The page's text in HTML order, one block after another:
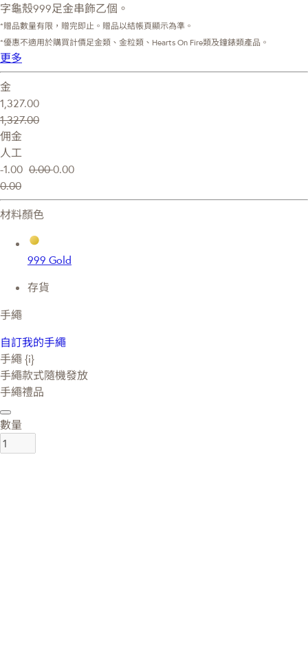
字龜殼999足金串飾乙個。
*贈品數量有限，贈完即止。贈品以結帳頁顯示為準。
*優惠不適用於購買計價足金類、金粒類、Hearts On Fire類及鐘錶類產品。
更多
金
1,327.00
1,327.00
佣金
人工
-1.00 0.000.00
0.00
材料顏色
999 Gold
存貨
手繩
自訂我的手繩
手繩 {i}
手繩款式隨機發放
手繩禮品
數量